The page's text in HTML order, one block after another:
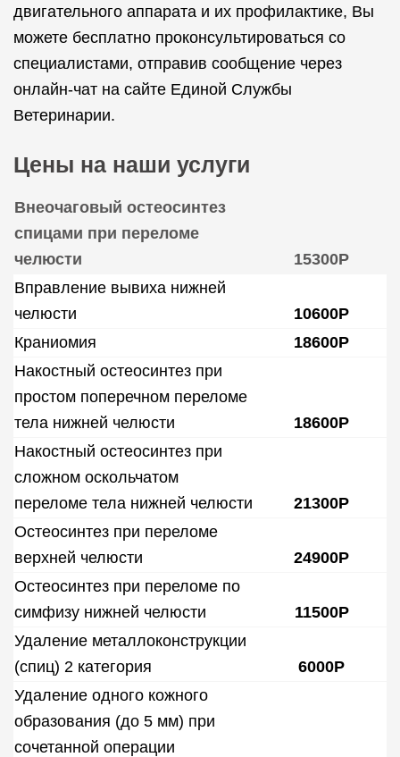
двигательного аппарата и их профилактике, Вы
можете бесплатно проконсультироваться со
специалистами, отправив сообщение через
онлайн-чат на сайте Единой Службы
Ветеринарии.
Цены на наши услуги
Внеочаговый остеосинтез
спицами при переломе
челюсти
15300Р
Вправление вывиха нижней
челюсти
10600Р
Краниомия
18600Р
Накостный остеосинтез при
простом поперечном переломе
тела нижней челюсти
18600Р
Накостный остеосинтез при
сложном оскольчатом
переломе тела нижней челюсти
21300Р
Остеосинтез при переломе
верхней челюсти
24900Р
Остеосинтез при переломе по
симфизу нижней челюсти
11500Р
Удаление металлоконструкции
(спиц) 2 категория
6000Р
Удаление одного кожного
образования (до 5 мм) при
сочетанной операции